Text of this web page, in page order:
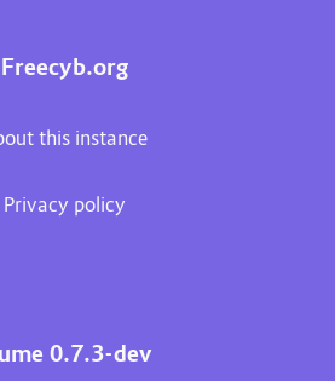
Freecyb.org
this instance
Privacy policy
0.7.3-dev